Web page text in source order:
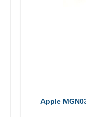
Apple